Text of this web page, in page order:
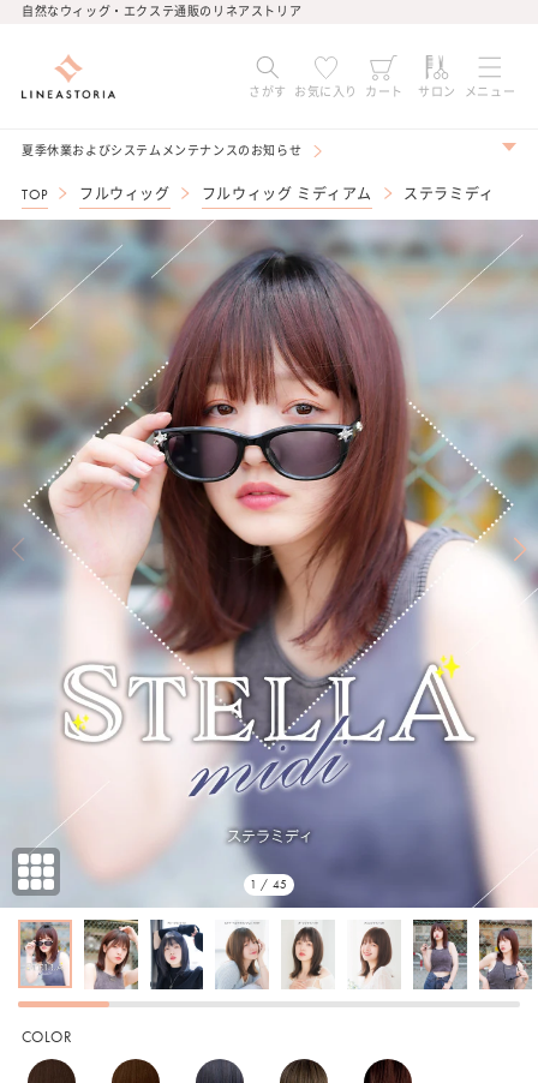
ンツに
自然なウィッグ・エクステ通販のリネアストリア
さがす お気に入り カート サロン メニュー
夏季休業およびシステムメンテナンスのお知らせ
TOP フルウィッグ フルウィッグ ミディアム ステラミディ
1 / 45
COLOR